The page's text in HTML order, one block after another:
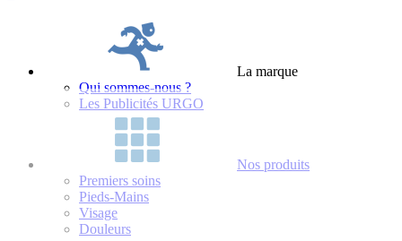
La marque
Qui sommes-nous ?
Les Publicités URGO
Nos produits
Premiers soins
Pieds-Mains
Visage
Douleurs